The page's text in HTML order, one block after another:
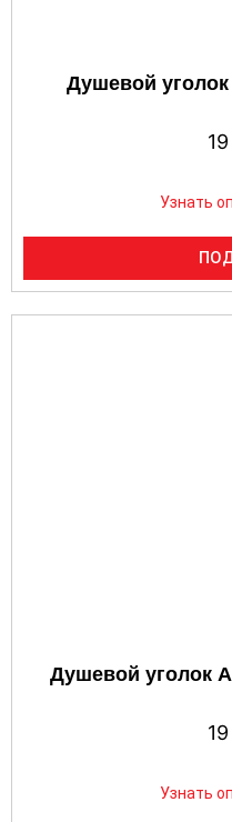
Душевой уголок
Узнать
Душевой уголок
Узнать